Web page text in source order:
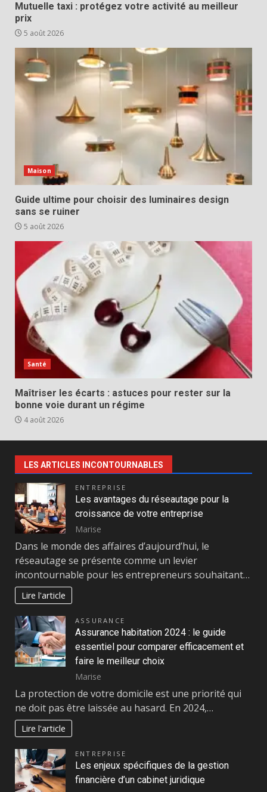
Mutuelle taxi : protégez votre activité au meilleur
prix
5 août 2026
Maison
Guide ultime pour choisir des luminaires design
sans se ruiner
5 août 2026
Santé
Maîtriser les écarts : astuces pour rester sur la
bonne voie durant un régime
4 août 2026
LES ARTICLES INCONTOURNABLES
ENTREPRISE
Les avantages du réseautage pour la
croissance de votre entreprise
Marise
Dans le monde des affaires d’aujourd’hui, le
réseautage se présente comme un levier
incontournable pour les entrepreneurs souhaitant…
Lire l'article
ASSURANCE
Assurance habitation 2024 : le guide
essentiel pour comparer efficacement et
faire le meilleur choix
Marise
La protection de votre domicile est une priorité qui
ne doit pas être laissée au hasard. En 2024,…
Lire l'article
ENTREPRISE
Les enjeux spécifiques de la gestion
financière d’un cabinet juridique